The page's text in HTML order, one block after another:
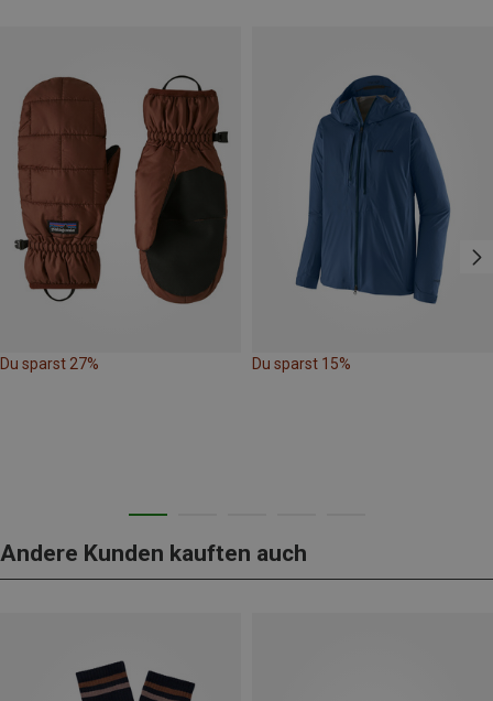
Du sparst 27% Du sparst 15%
Andere Kunden kauften auch